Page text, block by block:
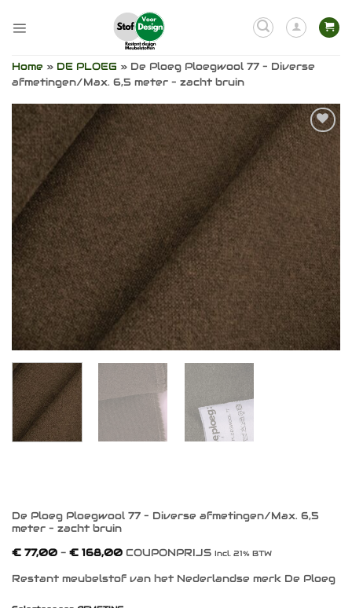
naar
Home » DE PLOEG » De Ploeg Ploegwool 77 – Diverse
afmetingen/Max. 6,5 meter – zacht bruin
Toevoegen
aan
verlanglijst
De Ploeg Ploegwool 77 – Diverse afmetingen/Max. 6,5
meter – zacht bruin
€ 77,00 - € 168,00Prijsklasse:
€ 168,00
COUPONPRIJS Incl. 21% BTW
Restant meubelstof van het Nederlandse merk De Ploeg